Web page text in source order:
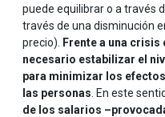
puede equilibrar o a través
través de una disminución
precio).
Frente a una
necesario estabilizar el
para minimizar los
las personas . En este
de los salarios